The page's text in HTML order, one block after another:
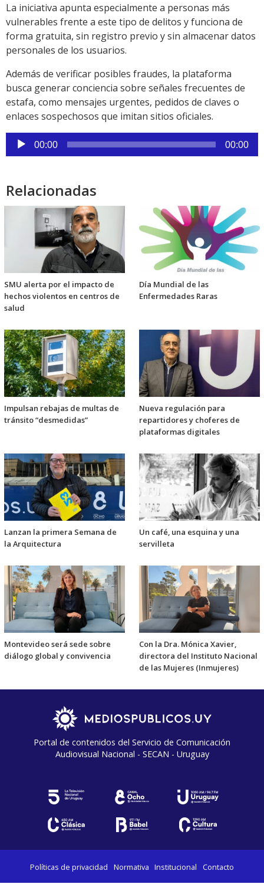
La iniciativa apunta especialmente a personas más
vulnerables frente a este tipo de delitos y funciona de
forma gratuita, sin registro previo y sin almacenar datos
personales de los usuarios.
Además de verificar posibles fraudes, la plataforma
busca generar conciencia sobre señales frecuentes de
estafa, como mensajes urgentes, pedidos de claves o
enlaces sospechosos que imitan sitios oficiales.
Reproductor
de
00:00 00:00
Relacionadas
SMU alerta por el impacto de
hechos violentos en centros de
salud
Día Mundial de las
Enfermedades Raras
Impulsan rebajas de multas de
tránsito “desmedidas”
Nueva regulación para
repartidores y choferes de
plataformas digitales
Lanzan la primera Semana de
la Arquitectura
Un café, una esquina y una
servilleta
Montevideo será sede sobre
diálogo global y convivencia
Con la Dra. Mónica Xavier,
directora del Instituto Nacional
de las Mujeres (Inmujeres)
Portal de contenidos del Servicio de Comunicación
Audiovisual Nacional - SECAN - Uruguay
Políticas de privacidad Normativa Institucional Contacto